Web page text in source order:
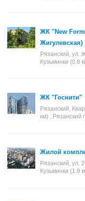
ЖК "New
Жигулевская)
Рязанский, ул.
Кузьминки (0.8
ЖК "Госнити"
Рязанский,
км) , Рязанский
Жилой
Рязанский, ул.
Кузьминки (1.9